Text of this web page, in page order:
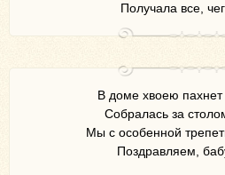
Получала все,
В доме хвоею пахнет
Собралась за
Мы с особенной
Поздравляем,